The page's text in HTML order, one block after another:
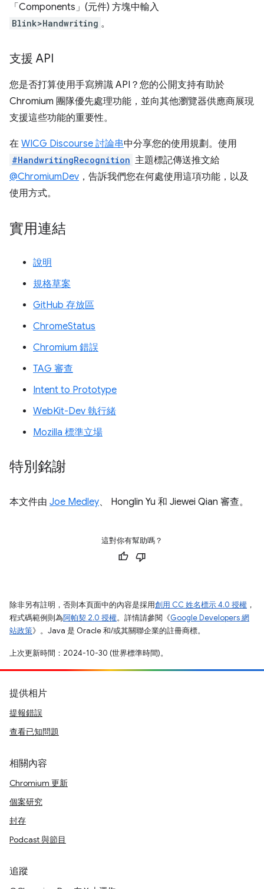
「Components」(元件) 方塊中輸入
Blink>Handwriting 。
支援 API
您是否打算使用手寫辨識 API？您的公開支持有助於
Chromium 團隊優先處理功能，並向其他瀏覽器供應商展現
支援這些功能的重要性。
在 WICG Discourse 討論串中分享您的使用規劃。使用
#HandwritingRecognition 主題標記傳送推文給
@ChromiumDev ，告訴我們您在何處使用這項功能，以及
使用方式。
實用連結
說明
規格草案
GitHub 存放區
ChromeStatus
Chromium 錯誤
TAG 審查
Intent to Prototype
WebKit-Dev 執行緒
Mozilla 標準立場
特別銘謝
本文件由 Joe Medley、 Honglin Yu 和 Jiewei Qian 審查。
這對你有幫助嗎？
除非另有註明，否則本頁面中的內容是採用創用 CC 姓名標示 4.0 授權 ，
程式碼範例則為阿帕契 2.0 授權。詳情請參閱《Google Developers 網
站政策》。Java 是 Oracle 和/或其關聯企業的註冊商標。
上次更新時間：2024-10-30 (世界標準時間)。
提供相片
提報錯誤
查看已知問題
相關內容
Chromium 更新
個案研究
封存
Podcast 與節目
追蹤